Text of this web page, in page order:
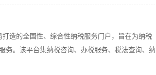
造的全国性、综合性纳税服务门户，旨在为纳税
务。该平台集纳税咨询、办税服务、税法查询、纳